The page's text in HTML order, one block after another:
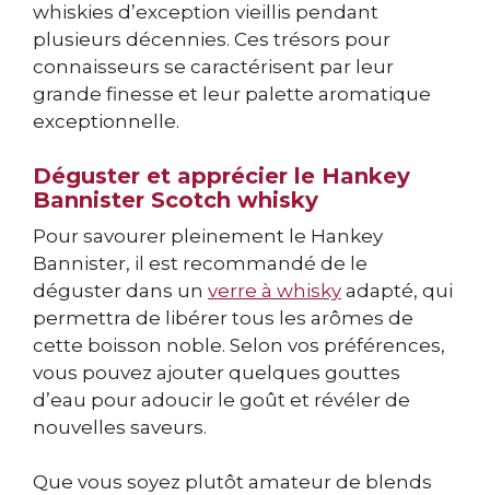
whiskies d’exception vieillis pendant
plusieurs décennies. Ces trésors pour
connaisseurs se caractérisent par leur
grande finesse et leur palette aromatique
exceptionnelle.
Déguster et apprécier le Hankey
Bannister Scotch whisky
Pour savourer pleinement le Hankey
Bannister, il est recommandé de le
déguster dans un verre à whisky adapté, qui
permettra de libérer tous les arômes de
cette boisson noble. Selon vos préférences,
vous pouvez ajouter quelques gouttes
d’eau pour adoucir le goût et révéler de
nouvelles saveurs.
Que vous soyez plutôt amateur de blends